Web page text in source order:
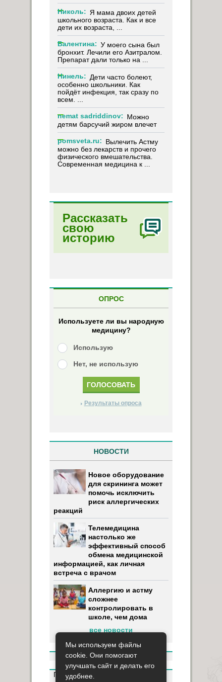
Николь: Я мама двоих детей
школьного возраста. Как и все
дети их возраста, ...
Валентина: У моего сына был
бронхит. Лечили его Азитралом.
Препарат дали только на ...
Нинель: Дети часто болеют,
особенно школьники. Как
пойдёт инфекция, так сразу по
всем. ...
nemat sadriddinov: Можно
детям барсучий жиром влечет
pomsveta.ru: Вылечить Астму
можно без лекарств и прочего
физического вмешательства.
Современная медицина к ...
Рассказать
свою
историю
ОПРОС
Используете ли вы народную
медицину?
Использую
Нет, не использую
Результаты опроса
НОВОСТИ
Новое оборудование
для скрининга может
помочь исключить
риск аллергических
реакций
Телемедицина
настолько же
эффективный способ
обмена медицинской
информацией, как личная
встреча с врачом
Аллергию и астму
сложнее
контролировать в
школе, чем дома
все новости
Пользуясь данным ресурсом вы
Мы используем файлы
cookie. Они помогают
улучшать сайт и делать его
удобнее.